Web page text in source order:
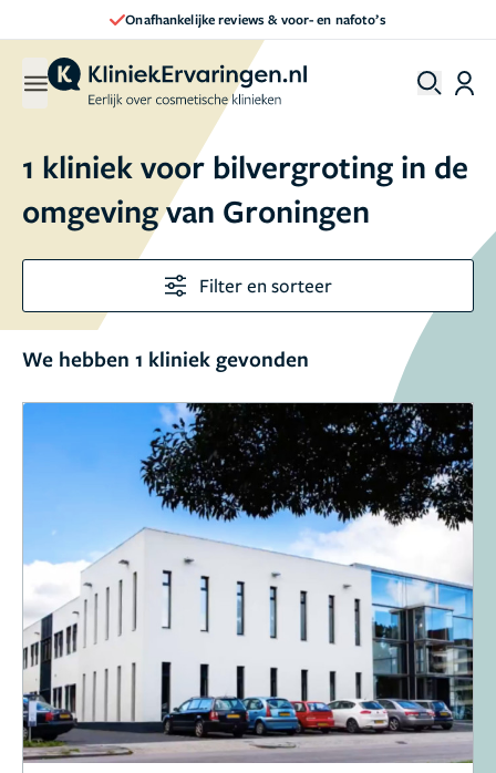
Onafhankelijke reviews & voor- en nafoto’s
1 kliniek voor bilvergroting in de
omgeving van Groningen
Filter en sorteer
We hebben 1 kliniek gevonden